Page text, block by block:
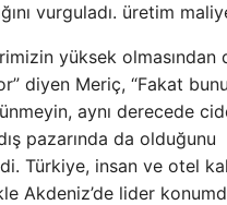
vurguladı. üretim
yüksek olmasından
diyen Meriç, “Fakat
aynı derecede
pazarında da olduğunu
Türkiye, insan ve otel
Akdeniz’de lider